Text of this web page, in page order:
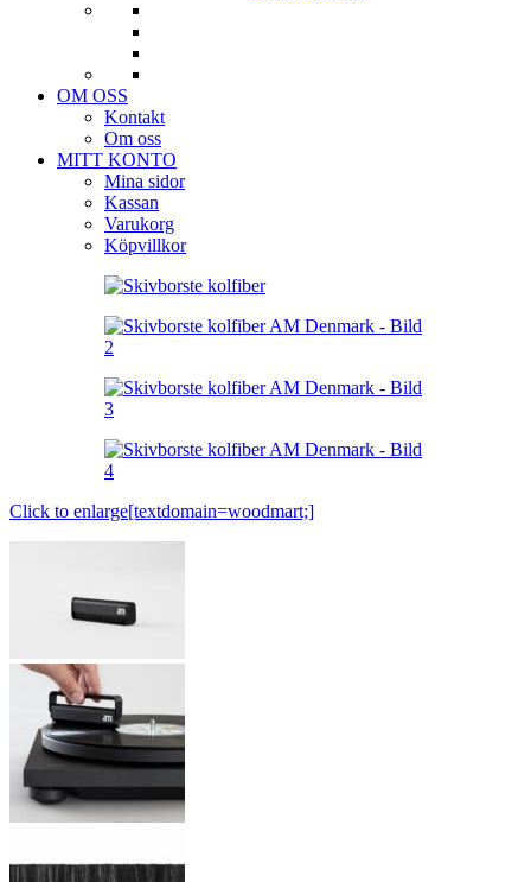
OM OSS
Kontakt
Om oss
MITT KONTO
Mina sidor
Kassan
Varukorg
Köpvillkor
Click to enlarge[textdomain=woodmart;]